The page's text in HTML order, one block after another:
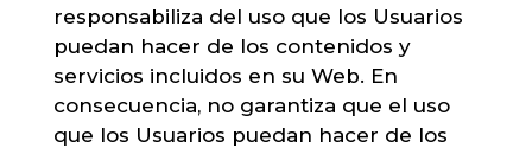
responsabiliza del uso que los Usuarios
puedan hacer de los contenidos y
servicios incluidos en su Web. En
consecuencia, no garantiza que el uso
que los Usuarios puedan hacer de los